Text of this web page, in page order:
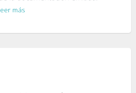
más